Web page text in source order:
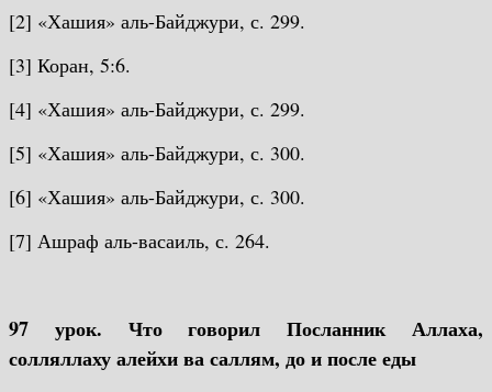
[2] «Хашия» аль-Байджури, с. 299.
[3] Коран, 5:6.
[4] «Хашия» аль-Байджури, с. 299.
[5] «Хашия» аль-Байджури, с. 300.
[6] «Хашия» аль-Байджури, с. 300.
[7] Ашраф аль-васаиль, с. 264.
97 урок. Что говорил Посланник Аллаха,
солляллаху алейхи ва саллям, до и после еды